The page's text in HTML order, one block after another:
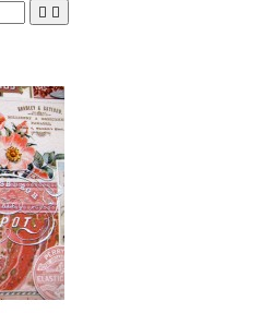
 